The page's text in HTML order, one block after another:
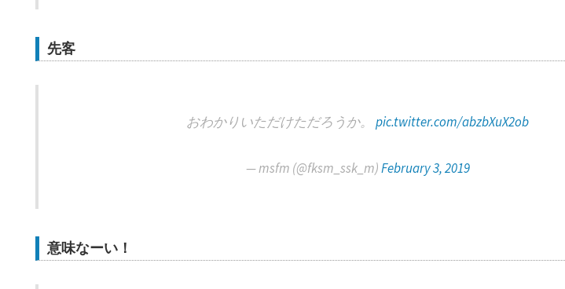
先客
おわかりいただけただろうか。pic.twitter.com/abzbXuX2ob
— msfm (@fksm_ssk_m)February 3, 2019
意味なーい！